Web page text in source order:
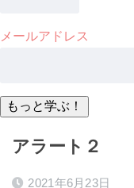
メールアドレス
アラート２
2021年6月23日